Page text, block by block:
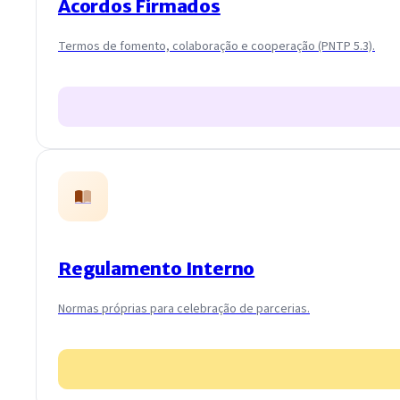
Acordos Firmados
Termos de fomento, colaboração e cooperação (PNTP 5.3).
Regulamento Interno
Normas próprias para celebração de parcerias.